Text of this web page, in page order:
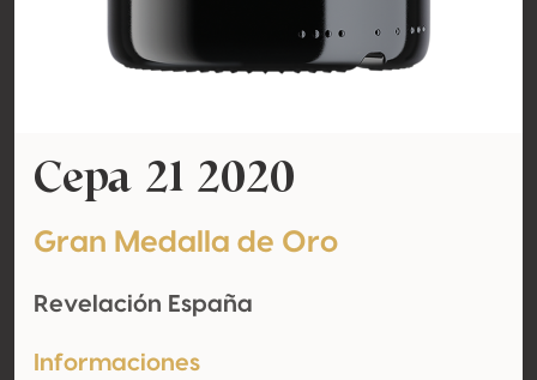
Cepa 21 2020
Gran Medalla de Oro
Revelación España
Informaciones